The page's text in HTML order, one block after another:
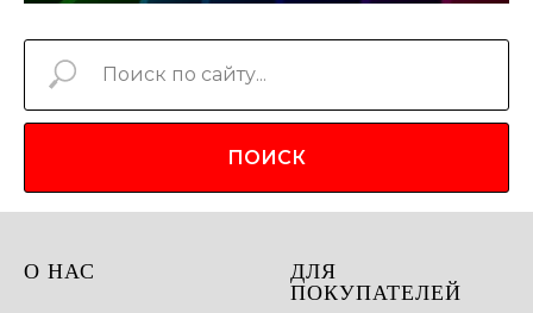
ПОИСК
О НАС ДЛЯ
ПОКУПАТЕЛЕЙ